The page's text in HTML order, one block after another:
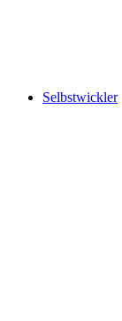
Selbstwickler